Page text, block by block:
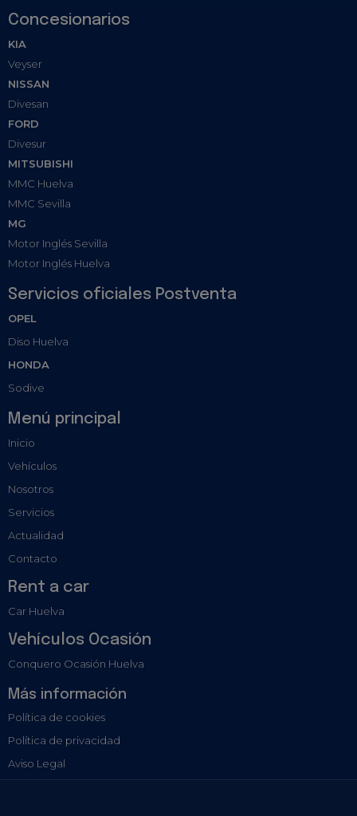
Concesionarios
KIA
Veyser
NISSAN
Divesan
FORD
Divesur
MITSUBISHI
MMC Huelva
MMC Sevilla
MG
Motor Inglés Sevilla
Motor Inglés Huelva
Servicios oficiales Postventa
OPEL
Diso Huelva
HONDA
Sodive
Menú principal
Inicio
Vehículos
Nosotros
Servicios
Actualidad
Contacto
Rent a car
Car Huelva
Vehículos Ocasión
Conquero Ocasión Huelva
Más información
Política de cookies
Política de privacidad
Aviso Legal